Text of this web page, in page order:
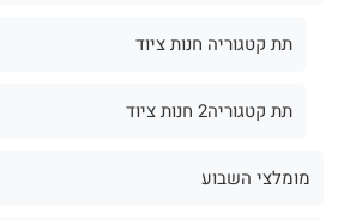
תת קטגוריה חנות ציוד
תת קטגוריה2 חנות ציוד
מומלצי השבוע